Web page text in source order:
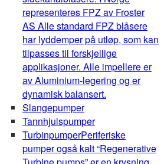
representeres FPZ av Froster
AS Alle standard FPZ blåsere
har lyddemper på utløp, som kan
tilpasses til forskjellige
applikasjoner. Alle impellere er
av Aluminium-legering og er
dynamisk balansert.
Slangepumper
Tannhjulspumper
TurbinpumperPeriferiske
pumper også kalt “Regenerative